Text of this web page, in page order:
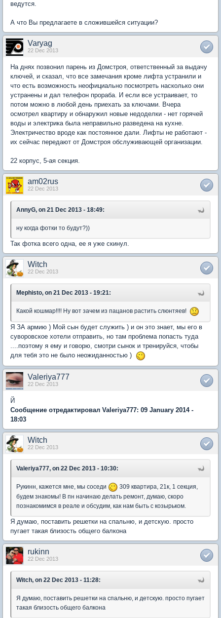
ведутся.
А что Вы предлагаете в сложившейся ситуации?
Varyag
22 Dec 2013
На днях позвонил парень из Домстроя, ответственный за выдачу
ключей, и сказал, что все замечания кроме лифта устранили и
что есть возможность неофициально посмотреть насколько они
устранены и дал телефон прораба. И если все устраивает, то
потом можно в любой день приехать за ключами. Вчера
осмотрел квартиру и обнаружил новые недоделки - нет горячей
воды и электрика была неправильно разведена на кухне.
Электричество вроде как постоянное дали. Лифты не работают -
их сейчас передают от Домстроя обслуживающей организации.
22 корпус, 5-ая секция.
am02rus
22 Dec 2013
AnnyG, on 21 Dec 2013 - 18:49:
ну когда фотки то будут?))
Так фотка всего одна, ее я уже скинул.
Witch
22 Dec 2013
Mephisto, on 21 Dec 2013 - 19:21:
Какой кошмар!!!! Ну вот зачем из пацанов растить слюнтяев!
Я ЗА армию ) Мой сын будет служить ) и он это знает, мы его в
суворовское хотели отправить, но там проблема попасть туда
....поэтому я ему и говорю, смотри сынок и тренируйся, чтобы
для тебя это не было неожиданностью )
Valeriya777
22 Dec 2013
Й
Сообщение отредактировал Valeriya777: 09 January 2014 -
18:03
Witch
22 Dec 2013
Valeriya777, on 22 Dec 2013 - 10:30:
Рукинн, кажется мне, мы соседи
309 квартира, 21к, 1 секция,
будем знакомы! В пн начинаю делать ремонт, думаю, скоро
познакомимся в реале и обсудим, как нам быть с козырьком.
Я думаю, поставить решетки на спальню, и детскую. просто
пугает такая близость общего балкона
rukinn
22 Dec 2013
Witch, on 22 Dec 2013 - 11:28:
Я думаю, поставить решетки на спальню, и детскую. просто пугает
такая близость общего балкона